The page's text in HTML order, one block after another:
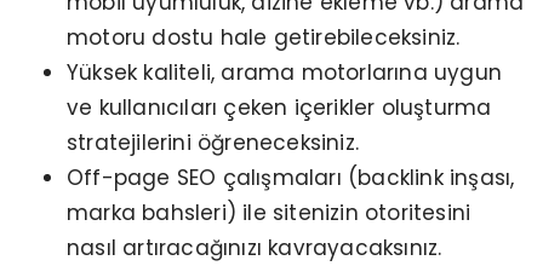
motoru dostu hale getirebileceksiniz.
Yüksek kaliteli, arama motorlarına uygun
ve kullanıcıları çeken içerikler oluşturma
stratejilerini öğreneceksiniz.
Off-page SEO çalışmaları (backlink inşası,
marka bahsleri) ile sitenizin otoritesini
nasıl artıracağınızı kavrayacaksınız.